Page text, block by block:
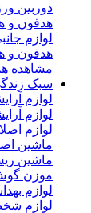
دوربین
هدفون و
لوازم
هدفون و
مشاهده
سبک
لوازم
لوازم
لوازم
ماشین
ماشین
موزن
لوازم
لوازم